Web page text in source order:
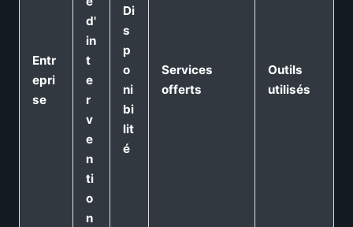
Entr
epri
se
d'
in
t
e
r
v
e
n
ti
o
n
Di
s
p
o
ni
bi
lit
é
Services
offerts
Outils
utilisés